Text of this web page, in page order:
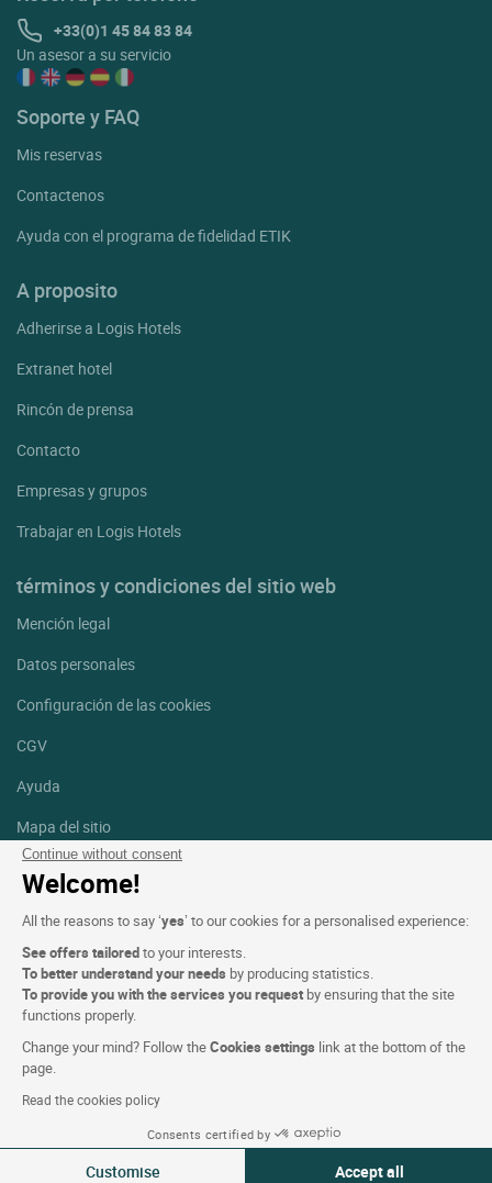
Continue without consent
Welcome!
All the reasons to say ‘yes’ to our cookies for a personalised experience:
See offers tailoredto your interests.
To better understand your needs by producing statistics.
To provide you with the services you request by ensuring that the site
functions properly.
Change your mind? Follow theCookies settings link at the bottom of the
page.
Read the cookies policy
Consents certified by
Customise Accept all
+33(0)1 45 84 83 84
Un asesor a su servicio
Soporte y FAQ
Mis reservas
Contactenos
Ayuda con el programa de fidelidad ETIK
A proposito
Adherirse a Logis Hotels
Extranet hotel
Rincón de prensa
Contacto
Empresas y grupos
Trabajar en Logis Hotels
términos y condiciones del sitio web
Mención legal
Datos personales
Configuración de las cookies
CGV
Ayuda
Mapa del sitio
Créditos
fotografías
Facebook
Linkedin
Logis Hotels copyright © 2026 Reservados todos los derechos -